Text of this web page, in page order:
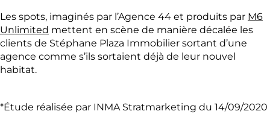
Les spots, imaginés par l’Agence 44 et produits par M6
Unlimited mettent en scène de manière décalée les
clients de Stéphane Plaza Immobilier sortant d’une
agence comme s’ils sortaient déjà de leur nouvel
habitat.
*Étude réalisée par INMA Stratmarketing du 14/09/2020